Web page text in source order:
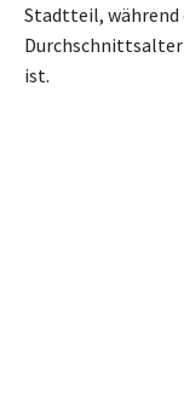
Stadtteil,
ist.